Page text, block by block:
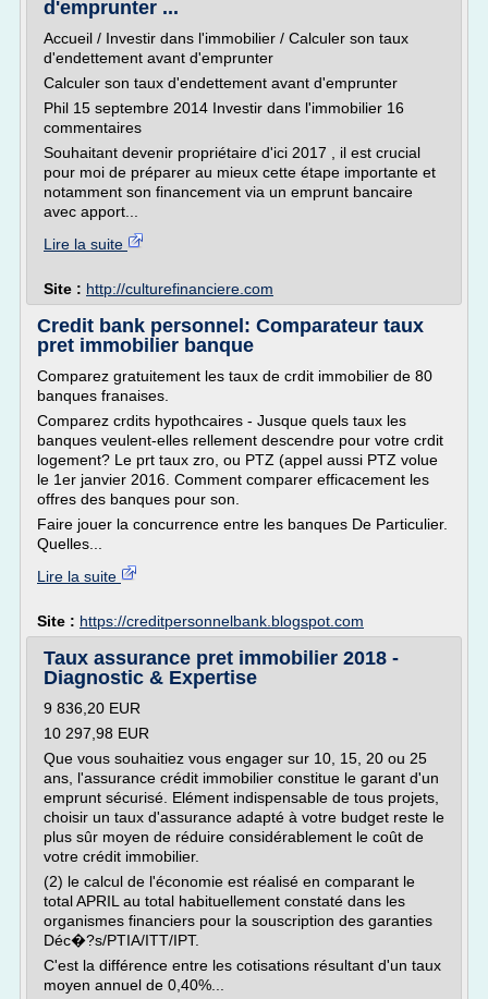
d'emprunter ...
Accueil / Investir dans l'immobilier / Calculer son taux
d'endettement avant d'emprunter
Calculer son taux d'endettement avant d'emprunter
Phil 15 septembre 2014 Investir dans l'immobilier 16
commentaires
Souhaitant devenir propriétaire d'ici 2017 , il est crucial
pour moi de préparer au mieux cette étape importante et
notamment son financement via un emprunt bancaire
avec apport...
Lire la suite
Site : http://culturefinanciere.com
Credit bank personnel: Comparateur taux
pret immobilier banque
Comparez gratuitement les taux de crdit immobilier de 80
banques franaises.
Comparez crdits hypothcaires - Jusque quels taux les
banques veulent-elles rellement descendre pour votre crdit
logement? Le prt taux zro, ou PTZ (appel aussi PTZ volue
le 1er janvier 2016. Comment comparer efficacement les
offres des banques pour son.
Faire jouer la concurrence entre les banques De Particulier.
Quelles...
Lire la suite
Site : https://creditpersonnelbank.blogspot.com
Taux assurance pret immobilier 2018 -
Diagnostic & Expertise
9 836,20 EUR
10 297,98 EUR
Que vous souhaitiez vous engager sur 10, 15, 20 ou 25
ans, l'assurance crédit immobilier constitue le garant d'un
emprunt sécurisé. Elément indispensable de tous projets,
choisir un taux d'assurance adapté à votre budget reste le
plus sûr moyen de réduire considérablement le coût de
votre crédit immobilier.
(2) le calcul de l'économie est réalisé en comparant le
total APRIL au total habituellement constaté dans les
organismes financiers pour la souscription des garanties
Déc�?s/PTIA/ITT/IPT.
C'est la différence entre les cotisations résultant d'un taux
moyen annuel de 0,40%...